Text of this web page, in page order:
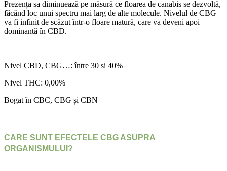
Prezența sa diminuează pe măsură ce floarea de canabis se dezvoltă,
făcând loc unui spectru mai larg de alte molecule. Nivelul de CBG
va fi infinit de scăzut într-o floare matură, care va deveni apoi
dominantă în CBD.
Nivel CBD, CBG…: între 30 si 40%
Nivel THC: 0,00%
Bogat în CBC, CBG și CBN
CARE SUNT EFECTELE CBG ASUPRA
ORGANISMULUI?